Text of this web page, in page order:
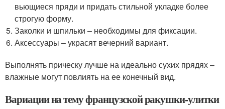
вьющиеся пряди и придать стильной укладке более
строгую форму.
Заколки и шпильки – необходимы для фиксации.
Аксессуары – украсят вечерний вариант.
Выполнять прическу лучше на идеально сухих прядях –
влажные могут повлиять на ее конечный вид.
Вариации на тему французской ракушки-улитки